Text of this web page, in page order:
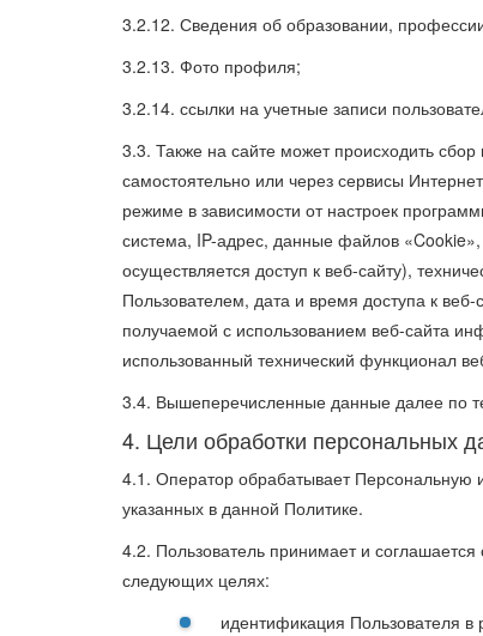
3.2.12. Сведения об образовании,
3.2.13. Фото профиля;
3.2.14. ссылки на учетные записи
3.3. Также на сайте может происходить
самостоятельно или через сервисы
режиме в зависимости от настроек
система, IP-адрес, данные файлов
осуществляется доступ к веб-сайту),
Пользователем, дата и время доступа к
получаемой с использованием веб-сайта
использованный технический функционал
3.4. Вышеперечисленные данные далее по
4. Цели обработки персональных
4.1. Оператор обрабатывает Персональную
указанных в данной Политике.
4.2. Пользователь принимает и
следующих целях:
идентификация Пользователя